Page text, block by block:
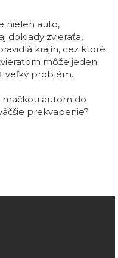
nielen auto,
doklady zvieraťa,
krajín, cez ktoré
môže jeden
veľký problém.
mačkou autom do
prekvapenie?